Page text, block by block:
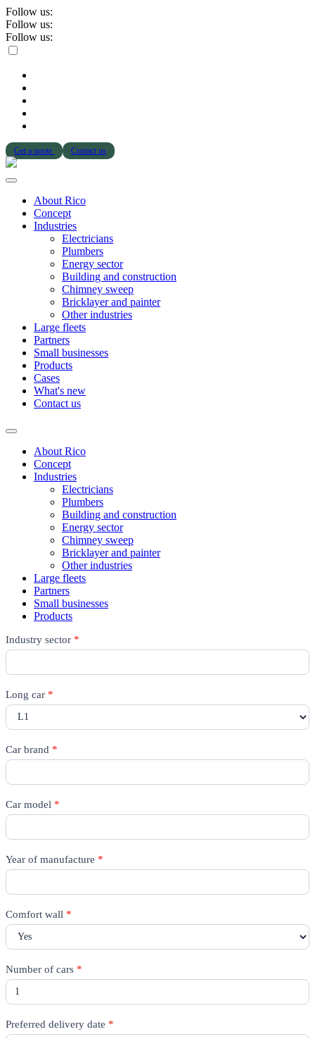
Follow us:
Follow us:
Follow us:
Get a quote Contact us
About Rico
Concept
Industries
Electricians
Plumbers
Energy sector
Building and construction
Chimney sweep
Bricklayer and painter
Other industries
Large fleets
Partners
Small businesses
Products
Cases
What's new
Contact us
About Rico
Concept
Industries
Electricians
Plumbers
Building and construction
Energy sector
Chimney sweep
Bricklayer and painter
Other industries
Large fleets
Partners
Small businesses
Products
Rico
Quote
All
pages
Industry sector *
Long car *
Car brand *
Car model *
Year of manufacture *
Comfort wall *
Number of cars *
Preferred delivery date *